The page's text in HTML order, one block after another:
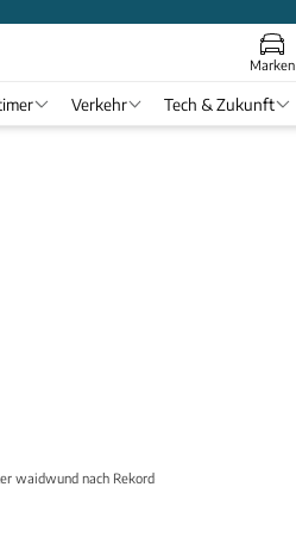
Marken
Verkehr Tech & Zukunft
waidwund nach Rekord-Versuch